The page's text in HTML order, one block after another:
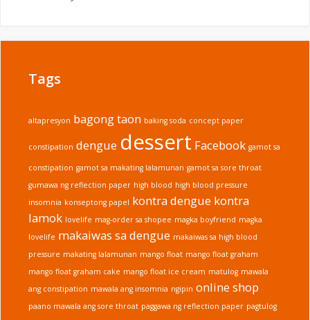
Tags
altapresyon bagong taon baking soda concept paper
constipation dengue dessert Facebook gamot sa
constipation gamot sa makating lalamunan gamot sa sore throat
gumawa ng reflection paper high blood high blood pressure
insomnia konseptong papel kontra dengue kontra
lamok lovelife mag-order sa shopee magka boyfriend magka
lovelife makaiwas sa dengue makaiwas sa high blood
pressure makating lalamunan mango float mango float graham
mango float graham cake mango float ice cream matulog mawala
ang constipation mawala ang insomnia ngipin online shop
paano mawala ang sore throat paggawa ng reflection paper pagtulog